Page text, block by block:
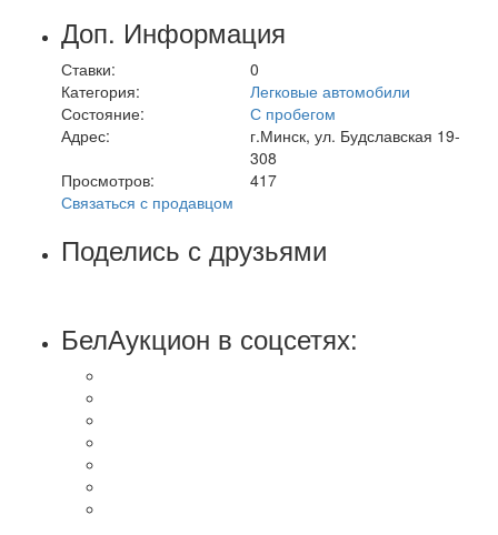
Доп. Информация
Ставки:
0
Категория:
Легковые автомобили
Состояние:
С пробегом
Адрес:
г.Минск, ул. Будславская 19-
308
Просмотров:
417
Связаться с продавцом
Поделись с друзьями
БелАукцион в соцсетях: